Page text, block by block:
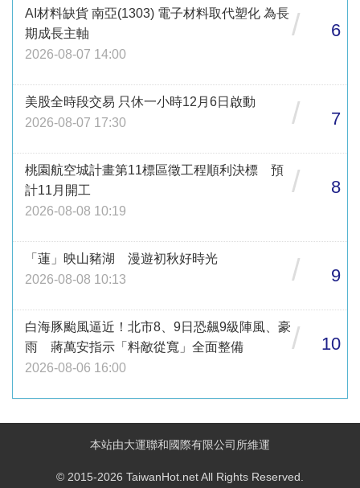
AI材料缺貨 南亞(1303) 電子材料取代塑化 為長
期成長主軸
2026-08-07 14:00
/ 6
美股全時段交易 只休一小時12月6日啟動
2026-08-07 17:30
/ 7
桃園航空城計畫第11標區徵工程順利決標 預
計11月開工
2026-08-08 10:19
/ 8
「蓮」映山豬湖 漫遊初秋好時光
2026-08-08 10:13
/ 9
白海豚颱風逼近！北市8、9日恐飆9級陣風、豪
雨 蔣萬安指示「料敵從寬」全面整備
2026-08-06 16:00
/ 10
本站由大運聯和國際有限公司所維運
© 2015-2026 TaiwanHot.net All Rights Reserved.